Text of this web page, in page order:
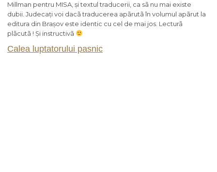
Millman pentru MISA, și textul traducerii, ca sã nu mai existe
dubii. Judecați voi dacã traducerea apãrutã în volumul apãrut la
editura din Brașov este identic cu cel de mai jos. Lecturã
plãcutã ! Și instructivã
Calea luptatorului pasnic